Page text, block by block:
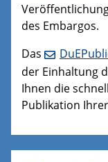
des Embargos.
Das
der Einhaltung
Ihnen die
Publikation